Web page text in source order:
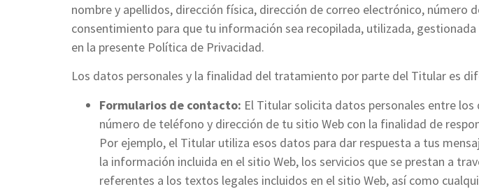
nombre y apellidos, dirección física, dirección de correo electrónico,
consentimiento para que tu información sea recopilada, utilizada,
en la presente Política de Privacidad.
Los datos personales y la finalidad del tratamiento por parte del Titular es
Formularios de contacto: El Titular solicita datos personales entre
número de teléfono y dirección de tu sitio Web con la finalidad de
Por ejemplo, el Titular utiliza esos datos para dar respuesta a tus
la información incluida en el sitio Web, los servicios que se prestan a
referentes a los textos legales incluidos en el sitio Web, así como